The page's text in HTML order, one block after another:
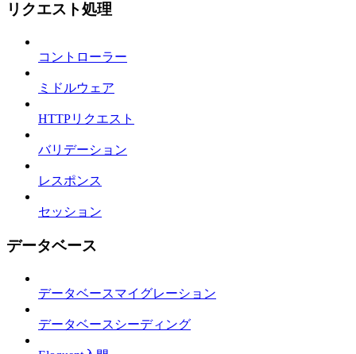
リクエスト処理
コントローラー
ミドルウェア
HTTPリクエスト
バリデーション
レスポンス
セッション
データベース
データベースマイグレーション
データベースシーディング